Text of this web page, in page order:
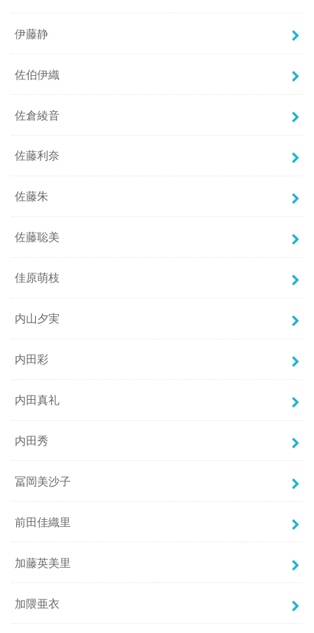
伊藤静
佐伯伊織
佐倉綾音
佐藤利奈
佐藤朱
佐藤聡美
佳原萌枝
内山夕実
内田彩
内田真礼
内田秀
冨岡美沙子
前田佳織里
加藤英美里
加隈亜衣